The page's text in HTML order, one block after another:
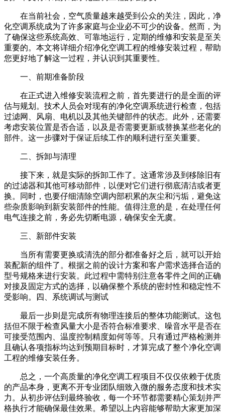
在当前社会，空气质量越来越受到公众的关注，因此，净
化空调系统成为了许多家庭与企业必不可少的设备。然而，为
了确保这些系统高效、可靠地运行，定期的维修和安装是至关
重要的。本文将详细介绍净化空调工程的维修安装过程，帮助
您更好地了解这一过程，并认识到其重要性。
一、前期准备阶段
在正式进入维修安装流程之前，首先要进行的是全面的评
估与规划。技术人员会对现有的净化空调系统进行检查，包括
过滤网、风扇、电机以及其他关键部件的状态。此外，还需要
考虑安装位置是否合适，以及是否需要更新或替换某些老化的
部件。这一步骤对于保证后续工作的顺利进行至关重要。
二、拆卸与清理
接下来，就是实际的拆卸工作了。这通常涉及到移除旧有
的过滤器和其他可移动部件，以便对它们进行彻底清洁或者更
换。同时，也要仔细清除空调内部积累的灰尘和污垢，避免这
些杂质影响到新安装部件的性能。值得注意的是，在处理任何
电气连接之前，务必先切断电源，确保安全无虞。
三、新部件安装
当所有需要更换或清洗的部分都准备好之后，就可以开始
装配新的组件了。根据之前的设计方案和客户需求选择合适的
型号规格来进行安装。此过程中需特别注意各零件之间的正确
对接及固定方式的选择，以确保整个系统的密封性和稳定性不
受影响。四、系统调试与测试
最后一步则是完成所有物理连接后的整体功能测试。这包
括但不限于检查风量大小是否符合标准要求、噪音水平是否在
可接受范围内、温度控制精度如何等等。只有通过严格检测并
且确认各项指标均达到预期目标时，才算完成了整个净化空调
工程的维修安装任务。
总之，一个高质量的净化空调工程项目不仅仅依赖于优质
的产品本身，更离不开专业团队细致入微的服务态度和技术实
力。从初步评估到最终验收，每一个环节都需要精心策划并严
格执行才能确保最佳效果。希望以上内容能够帮助大家更加深